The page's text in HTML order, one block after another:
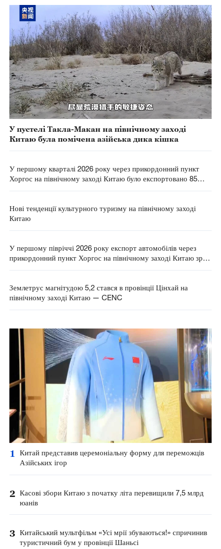
У пустелі Такла-Макан на північному заході
Китаю була помічена азійська дика кішка
У першому кварталі 2026 року через прикордонний пункт
Хоргос на північному заході Китаю було експортовано 85
Нові тенденції культурного туризму на північному заході
Китаю
У першому півріччі 2026 року експорт автомобілів через
прикордонний пункт Хоргос на північному заході Китаю зріс
Землетрус магнітудою 5,2 стався в провінції Цінхай на
північному заході Китаю — CENC
1
Китай представив церемоніальну форму для переможців
Азійських ігор
2 Касові збори Китаю з початку літа перевищили 7,5 млрд
юанів
3 Китайський мультфільм «Усі мрії збуваються!» спричинив
туристичний бум у провінції Шаньсі